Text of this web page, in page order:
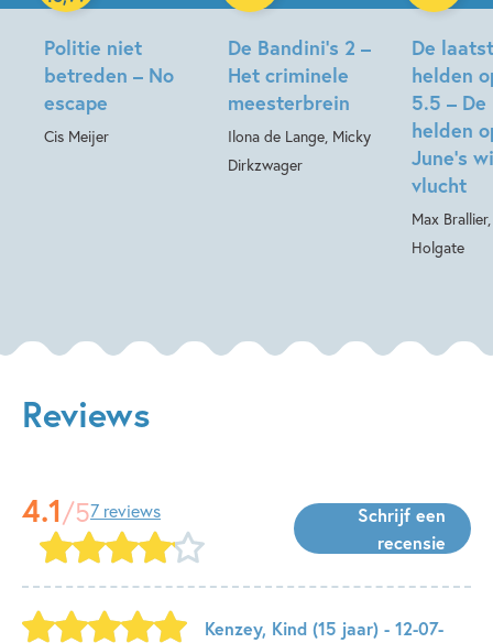
Politie niet
betreden – No
escape
Cis Meijer
De Bandini’s 2 –
Het criminele
meesterbrein
Ilona de Lange, Micky
Dirkzwager
De
helden
5.5 –
helden
June’s
vlucht
Max
Holgate
Hardcover
Reviews
4.1/57 reviews
Schrijf een
recensie
Kenzey, Kind (15 jaar) - 12-07-